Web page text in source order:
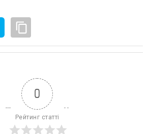
0
Рейтинг статті